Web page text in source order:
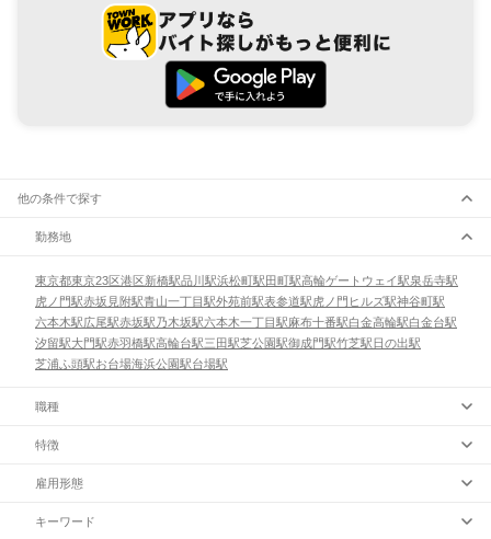
他の条件で探す
勤務地
東京都東京23区港区新橋駅品川駅浜松町駅田町駅高輪ゲートウェイ駅泉岳寺駅
虎ノ門駅赤坂見附駅青山一丁目駅外苑前駅表参道駅虎ノ門ヒルズ駅神谷町駅
六本木駅広尾駅赤坂駅 乃木坂駅六本木一丁目駅麻布十番駅白金高輪駅白金台駅
汐留駅大門駅赤羽橋駅高輪台駅三田駅芝公園駅御成門駅竹芝駅 日の出駅
芝浦ふ頭駅お台場海浜公園駅台場駅
職種
特徴
雇用形態
キーワード